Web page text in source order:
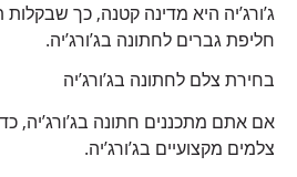
ג’ורג’יה היא מדינה קטנה, כך שבקלות
חליפת גברים לחתונה בג’ורג’יה.
בחירת צלם לחתונה בג’ורג’יה
אם אתם מתכננים חתונה בג’ורג’יה,
צלמים מקצועיים בג’ורג’יה.